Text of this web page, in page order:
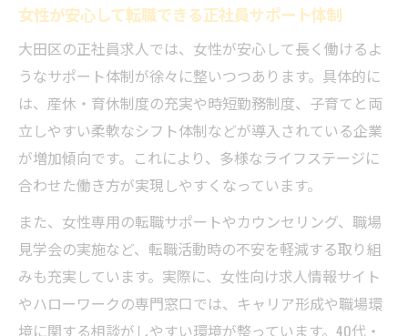
女性が安心して転職できる正社員サポート体制
大田区の正社員求人では、女性が安心して長く働けるよ
うなサポート体制が徐々に整いつつあります。具体的に
は、産休・育休制度の充実や時短勤務制度、子育てと両
立しやすい柔軟なシフト体制などが導入されている企業
が増加傾向です。これにより、多様なライフステージに
合わせた働き方が実現しやすくなっています。
また、女性専用の転職サポートやカウンセリング、職場
見学会の実施など、転職活動時の不安を軽減する取り組
みも充実しています。実際に、女性向け求人情報サイト
やハローワークの専門窓口では、キャリア形成や職場環
境に関する相談がしやすい環境が整っています。40代・